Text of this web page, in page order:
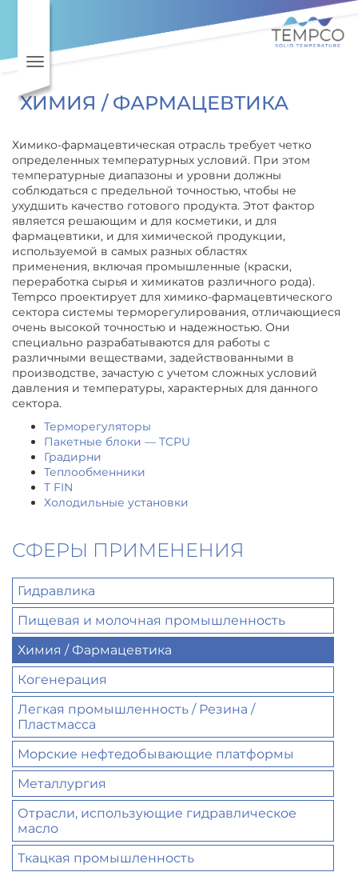
Toggle navigation
ХИМИЯ / ФАРМАЦЕВТИКА
Химико-фармацевтическая отрасль требует четко
определенных температурных условий. При этом
температурные диапазоны и уровни должны
соблюдаться с предельной точностью, чтобы не
ухудшить качество готового продукта. Этот фактор
является решающим и для косметики, и для
фармацевтики, и для химической продукции,
используемой в самых разных областях
применения, включая промышленные (краски,
переработка сырья и химикатов различного рода).
Tempco проектирует для химико-фармацевтического
сектора системы терморегулирования, отличающиеся
очень высокой точностью и надежностью. Они
специально разрабатываются для работы с
различными веществами, задействованными в
производстве, зачастую с учетом сложных условий
давления и температуры, характерных для данного
сектора.
Терморегуляторы
Пакетные блоки — TCPU
Градирни
Теплообменники
T FIN
Холодильные установки
СФЕРЫ ПРИМЕНЕНИЯ
Гидравлика
Пищевая и молочная промышленность
Химия / Фармацевтика
Когенерация
Легкая промышленность / Резина /
Пластмасса
Морские нефтедобывающие платформы
Металлургия
Отрасли, использующие гидравлическое
масло
Ткацкая промышленность